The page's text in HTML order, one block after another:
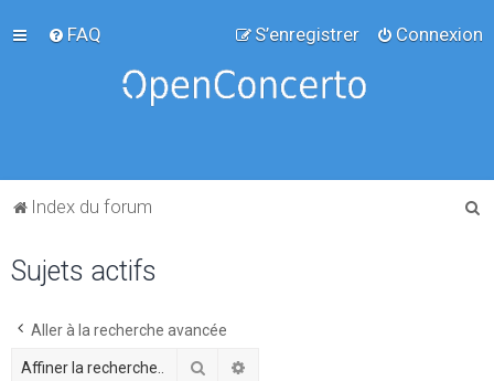
FAQ Connexion
S’enregistrer
Index du forum
Sujets actifs
Aller à la recherche avancée
Rechercher